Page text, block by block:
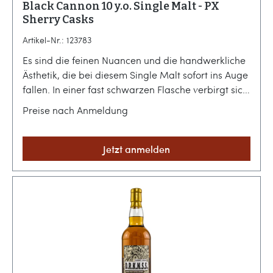
Black Cannon 10 y.o. Single Malt - PX
Sherry Casks
Artikel-Nr.: 123783
Es sind die feinen Nuancen und die handwerkliche
Ästhetik, die bei diesem Single Malt sofort ins Auge
fallen. In einer fast schwarzen Flasche verbirgt sich
ein Destillat, das die Abwesenheit von Licht
geradezu zelebriert und den Kenner in eine Welt
erste Blick auf die tiefdunkle Flüssigkeit lässt
erahnen, welche aromatische Intensität hier über
ein Jahrzehnt hinweg herangereift ist.Reifung in der
Dunkelheit der Sherry-FässerDieser zehnjährige
Schotte stammt aus einer namentlich nicht
genannten Destillerie und wurde vom
renommierten Abfüller Master of Malt kuratiert.
Seine außergewöhnliche Farbtiefe, die an dunkle
Melasse erinnert, verdankt er einer intensiven
Preise nach Anmeldung
Jetzt anmelden